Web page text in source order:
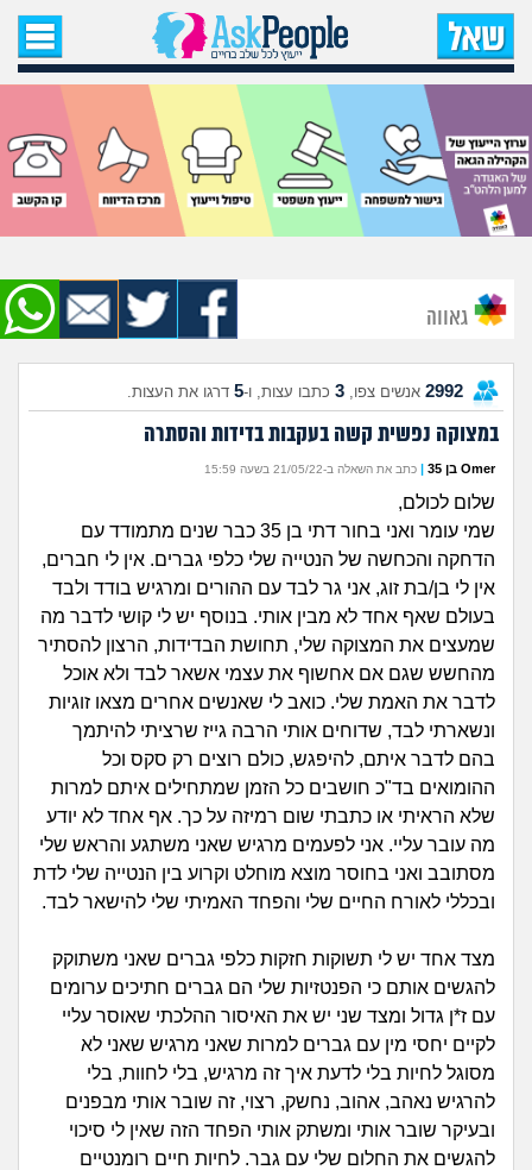
עמוד הבית
שאל שאלה
שאלות חדשות
שאלות שעוררו עניין
עצות חדשות
מתחם הטיפים
מדורים
זוגיות
היריון ולידה
הורות ומשפחה
מתבגרים
מהבקו"ם... ועד מתי?!
לימודים וסטודנטים
עבודה וקריירה
חברים ואנשים
בית, שכנים ושותפים
מה שעובר עליי
שומרים על הגוף
חיפוש שאלות
הרשמה | התחברות
גאווה
2992 אנשים צפו, 3 כתבו עצות, ו-5 דרגו את העצות.
במצוקה נפשית קשה בעקבות בדידות והסתרה
Omer בן 35 | כתב את השאלה ב-21/05/22 בשעה 15:59
שלום לכולם,
שמי עומר ואני בחור דתי בן 35 כבר שנים מתמודד עם
הדחקה והכחשה של הנטייה שלי כלפי גברים. אין לי חברים,
אין לי בן/בת זוג, אני גר לבד עם ההורים ומרגיש בודד ולבד
בעולם שאף אחד לא מבין אותי. בנוסף יש לי קושי לדבר מה
שמעצים את המצוקה שלי, תחושת הבדידות, הרצון להסתיר
מהחשש שגם אם אחשוף את עצמי אשאר לבד ולא אוכל
לדבר את האמת שלי. כואב לי שאנשים אחרים מצאו זוגיות
ונשארתי לבד, שדוחים אותי הרבה גייז שרציתי להיתמך
בהם לדבר איתם, להיפגש, כולם רוצים רק סקס וכל
ההומואים בד"כ חושבים כל הזמן שמתחילים איתם למרות
שלא הראיתי או כתבתי שום רמיזה על כך. אף אחד לא יודע
מה עובר עליי. אני לפעמים מרגיש שאני משתגע והראש שלי
מסתובב ואני בחוסר מוצא מוחלט וקרוע בין הנטייה שלי לדת
ובכללי לאורח החיים שלי והפחד האמיתי שלי להישאר לבד.
מצד אחד יש לי תשוקות חזקות כלפי גברים שאני משתוקק
להגשים אותם כי הפנטזיות שלי הם גברים חתיכים ערומים
עם ז*ן גדול ומצד שני יש את האיסור ההלכתי שאוסר עליי
לקיים יחסי מין עם גברים למרות שאני מרגיש שאני לא
מסוגל לחיות בלי לדעת איך זה מרגיש, בלי לחוות, בלי
להרגיש נאהב, אהוב, נחשק, רצוי, זה שובר אותי מבפנים
ובעיקר שובר אותי ומשתק אותי הפחד הזה שאין לי סיכוי
להגשים את החלום שלי עם גבר. לחיות חיים רומנטיים